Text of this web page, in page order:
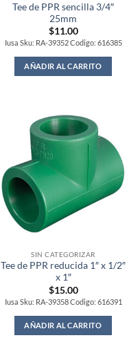
Tee de PPR sencilla 3/4″
25mm
$11.00
Iusa Sku: RA-39352 Codigo: 616385
AÑADIR AL CARRITO
SIN CATEGORIZAR
Tee de PPR reducida 1″ x 1/2″
x 1″
$15.00
Iusa Sku: RA-39358 Codigo: 616391
AÑADIR AL CARRITO